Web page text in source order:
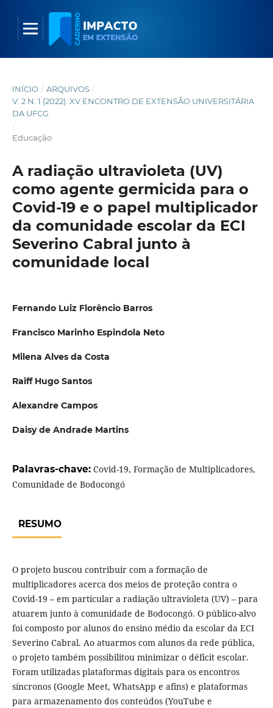
INÍCIO / ARQUIVOS /
V. 2 N. 1 (2022): XV ENCONTRO DE EXTENSÃO UNIVERSITÁRIA
DA UFCG
/
Educação
A radiação ultravioleta (UV)
como agente germicida para o
Covid-19 e o papel multiplicador
da comunidade escolar da ECI
Severino Cabral junto à
comunidade local
Fernando Luiz Florêncio Barros
Francisco Marinho Espindola Neto
Milena Alves da Costa
Raiff Hugo Santos
Alexandre Campos
Daisy de Andrade Martins
Palavras-chave: Covid-19, Formação de Multiplicadores,
Comunidade de Bodocongó
RESUMO
O projeto buscou contribuir com a formação de
multiplicadores acerca dos meios de proteção contra o
Covid-19 – em particular a radiação ultravioleta (UV) – para
atuarem junto à comunidade de Bodocongó. O público-alvo
foi composto por alunos do ensino médio da escolar da ECI
Severino Cabral. Ao atuarmos com alunos da rede pública,
o projeto também possibilitou minimizar o déficit escolar.
Foram utilizadas plataformas digitais para os encontros
síncronos (Google Meet, WhatsApp e afins) e plataformas
para armazenamento dos conteúdos (YouTube e